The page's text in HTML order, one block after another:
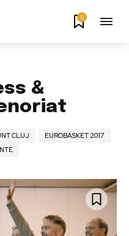
0
&
CLUJ
EUROBASKET 2017